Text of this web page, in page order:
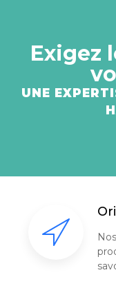
Exigez
UNE